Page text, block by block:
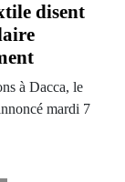
disent
à Dacca, le
mardi 7